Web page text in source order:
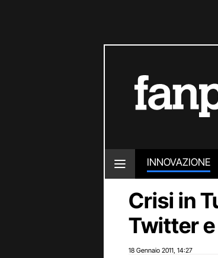
INNOVAZIONE
Crisi in
Twitter
18 Gennaio 2011 14:27